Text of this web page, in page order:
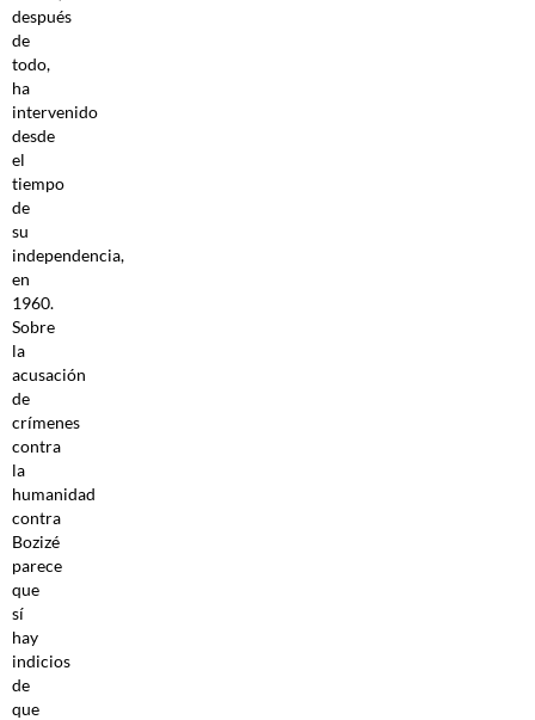
después
de
todo,
ha
intervenido
desde
el
tiempo
de
su
independencia,
en
1960.
Sobre
la
acusación
de
crímenes
contra
la
humanidad
contra
Bozizé
parece
que
sí
hay
indicios
de
que